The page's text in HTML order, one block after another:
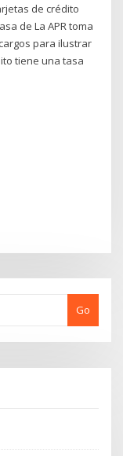
de crédito
de La APR toma
para ilustrar
tiene una tasa
Go